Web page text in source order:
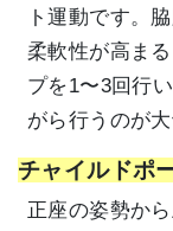
ト運動です。
柔軟性が高ま
プを1〜3回行
がら行うのが大
チャイルドポ
正座の姿勢か